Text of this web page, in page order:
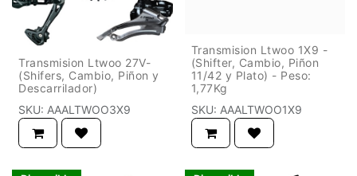
Transmision Ltwoo 27V-
(Shifers, Cambio, Piñon y
Descarrilador)
SKU: AAALTWOO3X9
Transmision Ltwoo 1X9 -
(Shifter, Cambio, Piñon
11/42 y Plato) - Peso:
1,77Kg
SKU: AAALTWOO1X9